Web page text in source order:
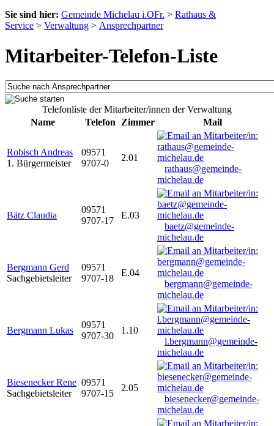
Sie sind hier: Gemeinde Michelau i.OFr. > Rathaus &
Service > Verwaltung > Ansprechpartner
Mitarbeiter-Telefon-Liste
Telefonliste der Mitarbeiter/innen der Verwaltung
Name
Telefon Zimmer Mail
Robisch Andreas
1. Bürgermeister
09571
9707-0
2.01
rathaus@gemeinde-
michelau.de
Bätz Claudia
09571
9707-17
E.03
baetz@gemeinde-
michelau.de
Bergmann Gerd
Sachgebietsleiter
09571
9707-18
E.04
bergmann@gemeinde-
michelau.de
Bergmann Lukas
09571
9707-30
1.10
l.bergmann@gemeinde-
michelau.de
Biesenecker Rene
Sachgebietsleiter
09571
9707-15
2.05
biesenecker@gemeinde-
michelau.de